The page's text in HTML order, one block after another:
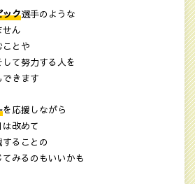
ック選手のような
ん
ことや
て努力する人を
きます
を応援しながら
改めて
ることの
みるのもいいかも